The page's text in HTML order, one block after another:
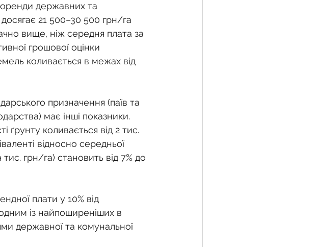
оренди державних та
21 500–30 500 грн/га
вище, ніж середня плата за
грошової оцінки
коливається в межах від
призначення (паїв та
має інші показники.
ґрунту коливається від 2 тис.
відносно середньої
грн/га) становить від 7% до
плати у 10% від
із найпоширеніших в
державної та комунальної